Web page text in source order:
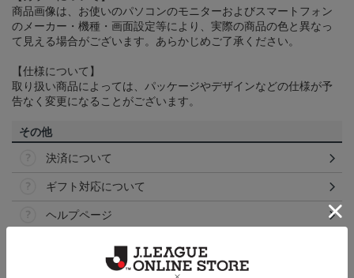
商品画像は、お使いのパソコンのモニターおよびスマートフォン
のメーカー・機種・画面設定等により、実際の商品の色と異なっ
て見える場合がございます。あらかじめご了承ください。
【仕様について】
取り扱い商品によっては、パッケージやデザインなどの仕様が予
告なく変更になることがございます。
その他
決済について
ギフト対応について
ヘルプページ